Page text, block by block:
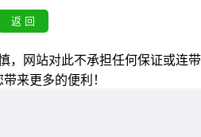
，网站对此不承担任何保证或连带
来更多的便利！